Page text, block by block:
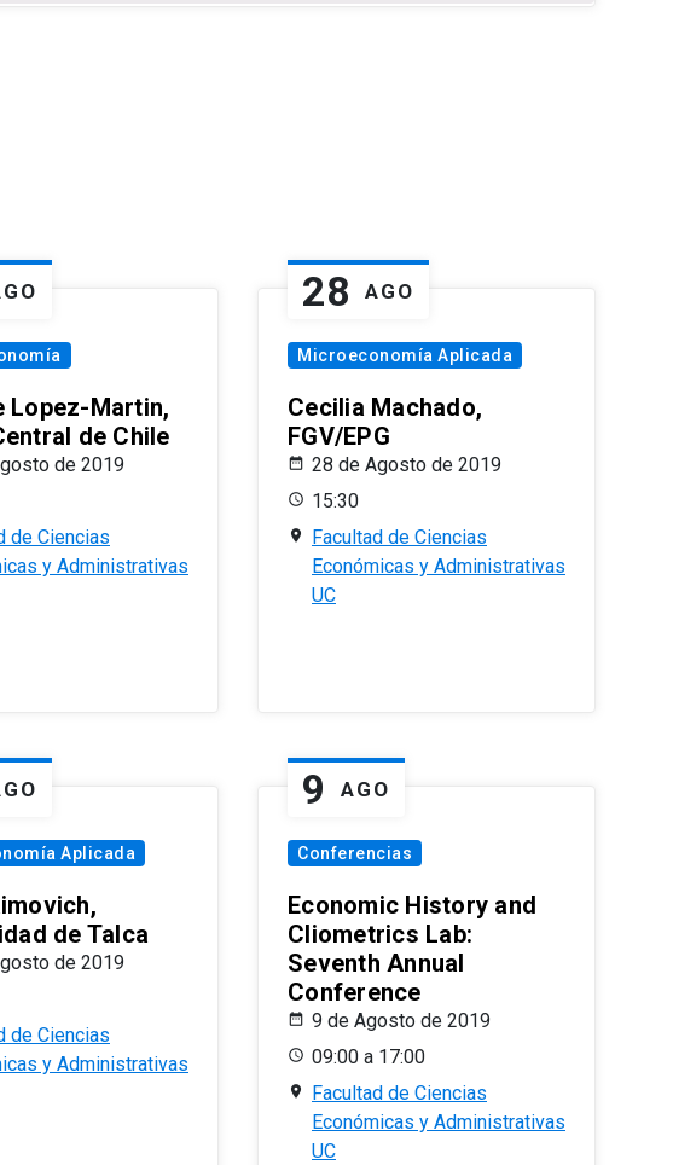
Lopez-Martin,
de Chile
de 2019
de Ciencias
y Administrativas
28 AGO
Microeconomía Aplicada
Cecilia Machado,
FGV/EPG
28 de Agosto de 2019
15:30
Facultad de Ciencias
Económicas y Administrativas
UC
Aplicada
de Talca
de 2019
de Ciencias
y Administrativas
9 AGO
Conferencias
Economic History and
Cliometrics Lab:
Seventh Annual
Conference
9 de Agosto de 2019
09:00 a 17:00
Facultad de Ciencias
Económicas y Administrativas
UC